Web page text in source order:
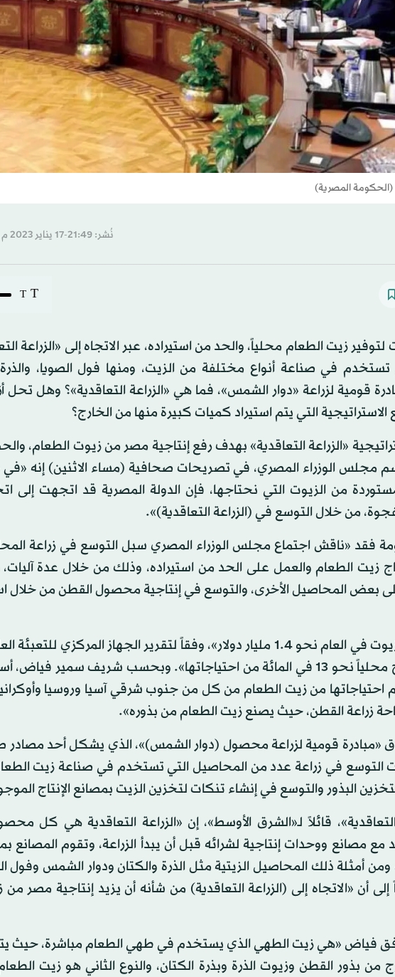
المصرية)
نُشر: 21:49-17 يناير 2023 م ـ 25 جمادى الآخرة 1444 هـ
T
T
زيت الطعام محلياً، والحد من استيراده، عبر الاتجاه إلى «الزراعة
في صناعة أنواع مختلفة من الزيت، ومنها فول الصويا،
قومية لزراعة «دوار الشمس»، فما هي «الزراعة التعاقدية»؟ وهل
التي يتم استيراد كميات كبيرة منها من الخارج؟
«الزراعة التعاقدية» بهدف رفع إنتاجية مصر من زيوت الطعام،
مجلس الوزراء المصري، في تصريحات صحافية (مساء الاثنين) إنه «في
من الزيوت التي نحتاجها، فإن الدولة المصرية قد اتجهت
من خلال التوسع في (الزراعة التعاقدية)».
«ناقش اجتماع مجلس الوزراء المصري سبل التوسع في زراعة
زيت الطعام والعمل على الحد من استيراده، وذلك من خلال عدة
بعض المحاصيل الأخرى، والتوسع في إنتاجية محصول القطن من خلال
و«تبلغ قيمة واردات مصر من الزيوت في العام نحو 1.4 مليار دولار»، وفقاً لتقرير الجهاز
في مارس (آذار) الماضي، و«تنتج محلياً نحو 13 في المائة من احتياجاتها». وبحسب شريف
من زيت الطعام من كل من جنوب شرقي آسيا وروسيا
زراعة القطن، حيث يصنع زيت الطعام من بذوره».
«مبادرة قومية لزراعة محصول (دوار الشمس)»، الذي يشكل أحد مصادر
التوسع في زراعة عدد من المحاصيل التي تستخدم في صناعة زيت
البذور والتوسع في إنشاء تنكات لتخزين الزيت بمصانع الإنتاج
قائلاً لـ«الشرق الأوسط»، إن «الزراعة التعاقدية هي كل
مع مصانع ووحدات إنتاجية لشرائه قبل أن يبدأ الزراعة، وتقوم المصانع
أمثلة ذلك المحاصيل الزيتية مثل الذرة والكتان ودوار الشمس وفول
إلى أن «الاتجاه إلى (الزراعة التعاقدية) من شأنه أن يزيد إنتاجية مصر
فياض «هي زيت الطهي الذي يستخدم في طهي الطعام مباشرة، حيث
بذور القطن وزيوت الذرة وبذرة الكتان، والنوع الثاني هو زيت